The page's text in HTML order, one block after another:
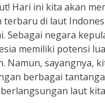
Hari ini kita akan
terbaru di laut
Sebagai negara
memiliki potensi
Namun, sayangnya,
berbagai
laut